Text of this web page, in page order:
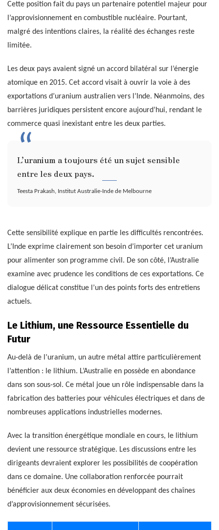
Cette position fait du pays un partenaire potentiel majeur pour
l’approvisionnement en combustible nucléaire. Pourtant,
malgré des intentions claires, la réalité des échanges reste
limitée.
Les deux pays avaient signé un accord bilatéral sur l’énergie
atomique en 2015. Cet accord visait à ouvrir la voie à des
exportations d’uranium australien vers l’Inde. Néanmoins, des
barrières juridiques persistent encore aujourd’hui, rendant le
commerce quasi inexistant entre les deux parties.
L’uranium a toujours été un sujet sensible
entre les deux pays.
Teesta Prakash, Institut Australie-Inde de Melbourne
Cette sensibilité explique en partie les difficultés rencontrées.
L’Inde exprime clairement son besoin d’importer cet uranium
pour alimenter son programme civil. De son côté, l’Australie
examine avec prudence les conditions de ces exportations. Ce
dialogue délicat constitue l’un des points forts des entretiens
actuels.
Le Lithium, une Ressource Essentielle du
Futur
Au-delà de l’uranium, un autre métal attire particulièrement
l’attention : le lithium. L’Australie en possède en abondance
dans son sous-sol. Ce métal joue un rôle indispensable dans la
fabrication des batteries pour véhicules électriques et dans de
nombreuses applications industrielles modernes.
Avec la transition énergétique mondiale en cours, le lithium
devient une ressource stratégique. Les discussions entre les
dirigeants devraient explorer les possibilités de coopération
dans ce domaine. Une collaboration renforcée pourrait
bénéficier aux deux économies en développant des chaînes
d’approvisionnement sécurisées.